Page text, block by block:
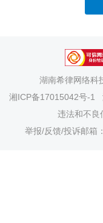
湖南希律网络科
湘ICP备17015042号-1
违法和不良
举报/反馈/投诉邮箱